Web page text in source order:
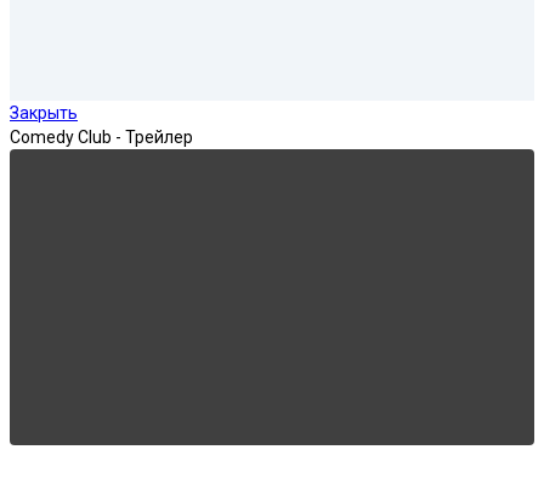
Закрыть
Comedy Club - Трейлер